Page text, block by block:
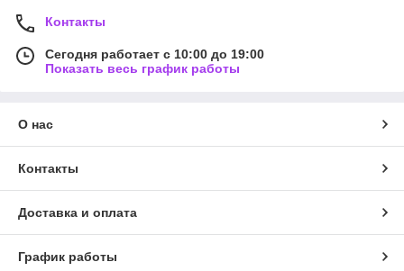
Контакты
Сегодня работает с 10:00 до 19:00
Показать весь график работы
О нас
Контакты
Доставка и оплата
График работы